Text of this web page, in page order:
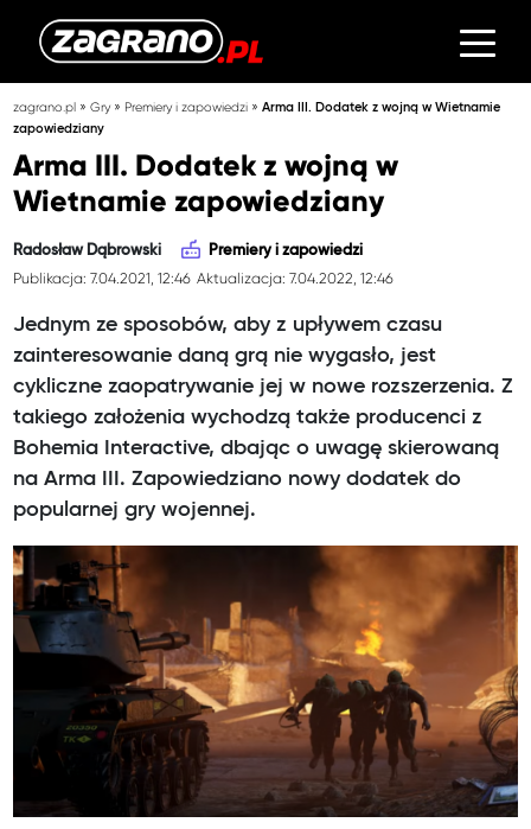
zagrano.pl »Gry» Premiery i zapowiedzi »Arma III. Dodatek z wojną w Wietnamie
zapowiedziany
Arma III. Dodatek z wojną w
Wietnamie zapowiedziany
Radosław Dąbrowski Premiery i zapowiedzi
Publikacja: 7.04.2021, 12:46 Aktualizacja: 7.04.2022, 12:46
Jednym ze sposobów, aby z upływem czasu
zainteresowanie daną grą nie wygasło, jest
cykliczne zaopatrywanie jej w nowe rozszerzenia. Z
takiego założenia wychodzą także producenci z
Bohemia Interactive, dbając o uwagę skierowaną
na Arma III. Zapowiedziano nowy dodatek do
popularnej gry wojennej.